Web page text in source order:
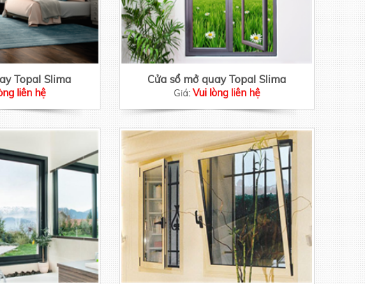
Topal Slima
liên hệ
Cửa sổ mở quay Topal Slima
Giá:Vui lòng liên hệ